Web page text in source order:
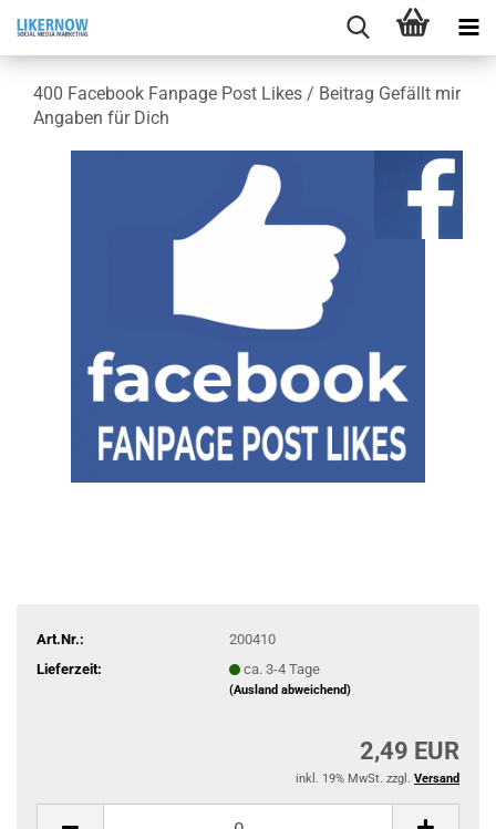
400 Face­book Fan­page Post Likes / Bei­trag Ge­fällt mir
An­ga­ben für Dich
Art.Nr.:
200410
Lieferzeit:
ca. 3-4 Tage
(Ausland abweichend)
2,49 EUR
inkl. 19% MwSt. zzgl. Versand